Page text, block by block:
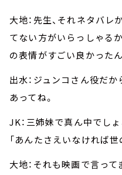
大地：先生、それネタバレ
てない方がいらっしゃる
の表情がすごい良かったん
出水：ジュンコさん役だ
あってね。
JK：三姉妹で真ん中でし
「あんたさえいなければ世
大地：それも映画で言っ